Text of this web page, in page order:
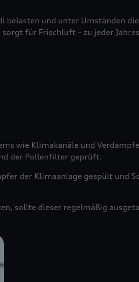
und unter Umständen
für Frischluft – zu jeder
wie Klimakanäle und
der Pollenfilter geprüft.
der Klimaanlage gespült und
sollte dieser regelmäßig